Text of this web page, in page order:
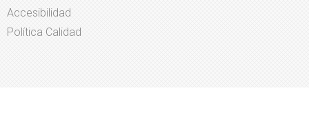
Accesibilidad
Política Calidad